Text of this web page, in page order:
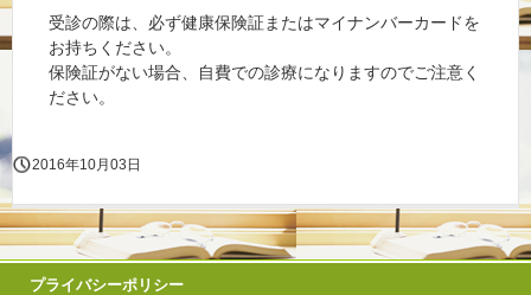
受診の際は、必ず健康保険証またはマイナンバーカードを
お持ちください。
保険証がない場合、自費での診療になりますのでご注意く
ださい。
2016年10月03日
プライバシーポリシー